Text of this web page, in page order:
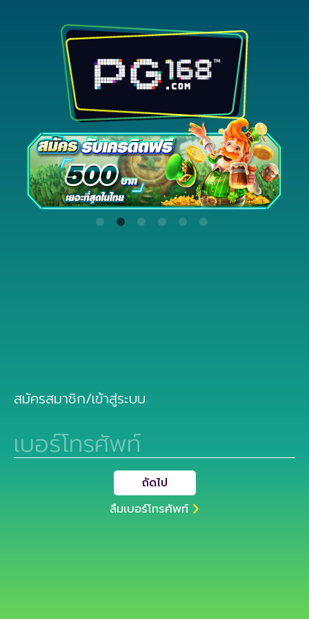
สมัครสมาชิก/เข้าสู่ระบบ
เบอร์โทรศัพท์
ถัดไป
ลืมเบอร์โทรศัพท์